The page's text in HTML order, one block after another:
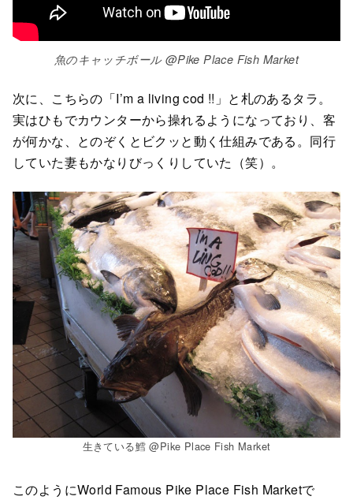
魚のキャッチボール @Pike Place Fish Market
次に、こちらの「I’m a living cod !!」と札のあるタラ。
実はひもでカウンターから操れるようになっており、客
が何かな、とのぞくとビクッと動く仕組みである。同行
していた妻もかなりびっくりしていた（笑）。
生きている鱈 @Pike Place Fish Market
このようにWorld Famous Pike Place Fish Marketで